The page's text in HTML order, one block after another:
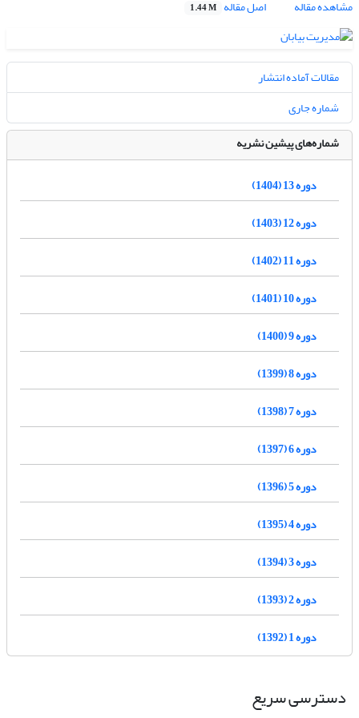
مشاهده مقاله اصل مقاله 1.44 M
مقالات آماده انتشار
شماره جاری
شماره‌های پیشین نشریه
دوره 13 (1404)
دوره 12 (1403)
دوره 11 (1402)
دوره 10 (1401)
دوره 9 (1400)
دوره 8 (1399)
دوره 7 (1398)
دوره 6 (1397)
دوره 5 (1396)
دوره 4 (1395)
دوره 3 (1394)
دوره 2 (1393)
دوره 1 (1392)
دسترسی سریع